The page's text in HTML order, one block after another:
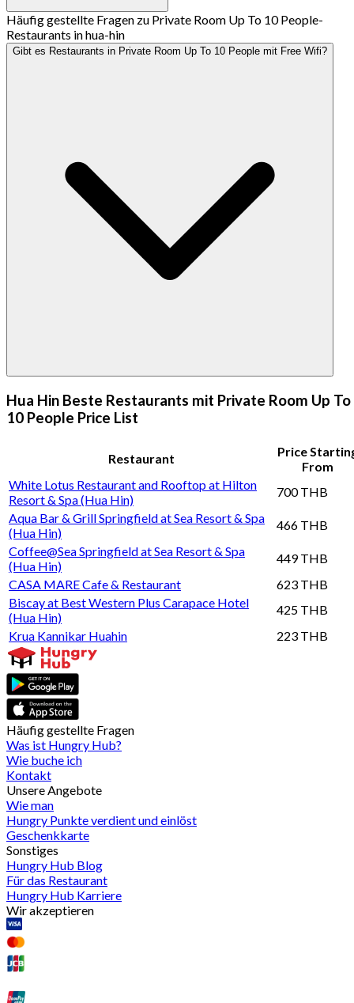
Häufig gestellte Fragen zu Private Room Up To 10 People-
Restaurants in hua-hin
Gibt es Restaurants in Private Room Up To 10 People mit Free Wifi?
Hua Hin Beste Restaurants mit Private Room Up To
10 People Price List
Restaurant
Price
From
White Lotus Restaurant and Rooftop at Hilton
Resort & Spa (Hua Hin)
700 THB
Aqua Bar & Grill Springfield at Sea Resort & Spa
(Hua Hin)
466 THB
Coffee@Sea Springfield at Sea Resort & Spa
(Hua Hin)
449 THB
CASA MARE Cafe & Restaurant
623 THB
Biscay at Best Western Plus Carapace Hotel
(Hua Hin)
425 THB
Krua Kannikar Huahin
223 THB
Häufig gestellte Fragen
Was ist Hungry Hub?
Wie buche ich
Kontakt
Unsere Angebote
Wie man
Hungry Punkte verdient und einlöst
Geschenkkarte
Sonstiges
Hungry Hub Blog
Für das Restaurant
Hungry Hub Karriere
Wir akzeptieren